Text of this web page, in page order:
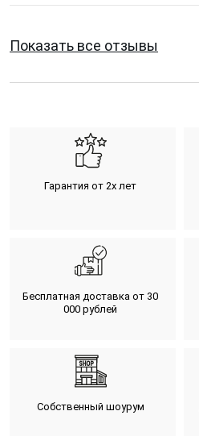
Показать все отзывы
Гарантия от 2х лет
Бесплатная доставка от 30
000 рублей
Собственный шоурум